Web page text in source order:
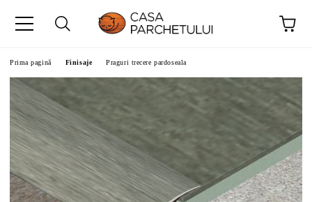
Prima pagină Finisaje Praguri trecere pardoseala